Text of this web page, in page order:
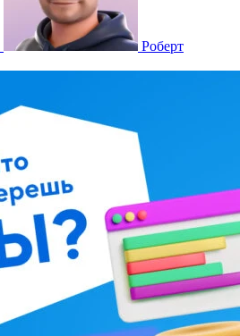
Роберт